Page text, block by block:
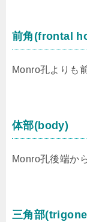
前角(frontal
Monro孔よりも
体部(body)
Monro孔後端か
三角部